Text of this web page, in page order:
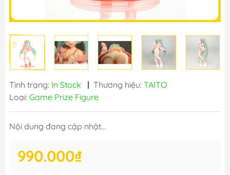
Tình trạng: In Stock | Thương hiệu: TAITO
Loại: Game Prize Figure
Nội dung đang cập nhật...
990.000₫